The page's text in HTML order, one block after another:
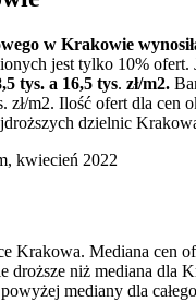
w Krakowie
jest tylko 10%
tys. a 16,5 tys. zł/m2.
m2. Ilość ofert dla cen
dzielnic
Krakowa. Mediana cen
droższe niż mediana dla
mediany dla